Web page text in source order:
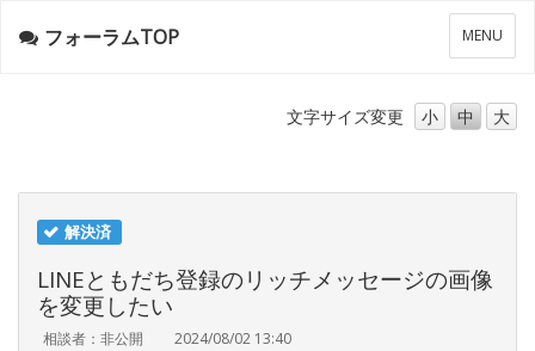
メ
ニ
ー
MENU
フォーラムTOP
文字サイズ変更 小 中 大
解決済
LINEともだち登録のリッチメッセージの画像
を変更したい
相談者：非公開 2024/08/02 13:40